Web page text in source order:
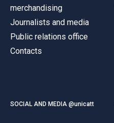
merchandising
Journalists and media
Public relations office
Contacts
SOCIAL AND MEDIA @unicatt